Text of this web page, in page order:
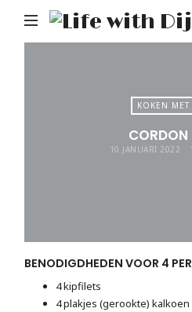
KOKEN MET
CORDON
10 JANUARI 2022
BENODIGDHEDEN VOOR 4
4 kipfilets
4 plakjes (gerookte) kalkoen